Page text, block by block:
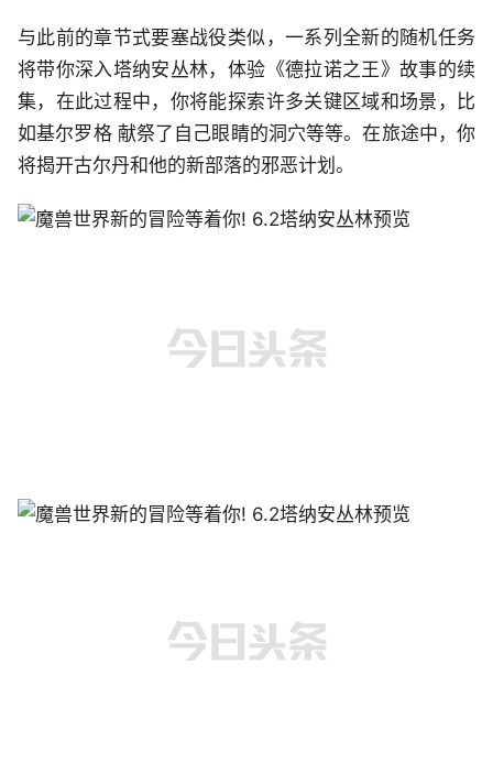
与此前的章节式要塞战役类似，一系列全新的随机任务
将带你深入塔纳安丛林，体验《德拉诺之王》故事的续
集，在此过程中，你将能探索许多关键区域和场景，比
如基尔罗格 献祭了自己眼睛的洞穴等等。在旅途中，你
将揭开古尔丹和他的新部落的邪恶计划。